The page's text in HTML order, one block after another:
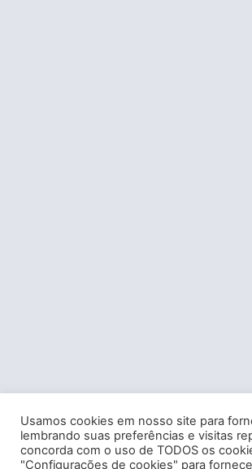
Usamos cookies em nosso site para
lembrando suas preferências e visitas
concorda com o uso de TODOS os
"Configurações de cookies" para